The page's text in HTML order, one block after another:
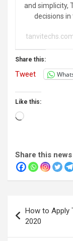
and simplicity,
decisions
Share this:
Tweet
Like this:
Loading…
Share this news
navigation
How to Apply
2020